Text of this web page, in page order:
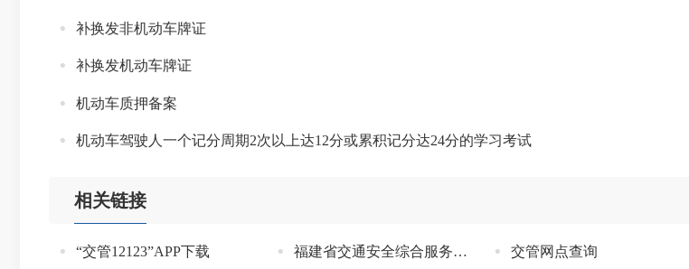
补换发非机动车牌证
补换发机动车牌证
机动车质押备案
机动车驾驶人一个记分周期2次以上达12分或累积记分达24分的学习考试
相关链接
“交管12123”APP下载 福建省交通安全综合服务管理平台 交管网点查询